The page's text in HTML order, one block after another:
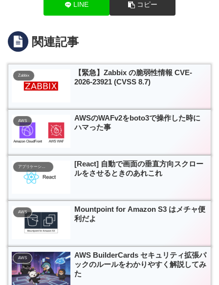
LINE コピー
関連記事
Zabbix
【緊急】Zabbix の脆弱性情報 CVE-
2026-23921 (CVSS 8.7)
AWS
AWSのWAFv2をboto3で操作した時に
ハマった事
[React] 自動で画面の垂直方向スクロー
ルをさせるときのあれこれ
AWS
Mountpoint for Amazon S3 はメチャ便
利だよ
AWS
AWS BuilderCards セキュリティ拡張パ
ックのルールをわかりやすく解説してみ
た